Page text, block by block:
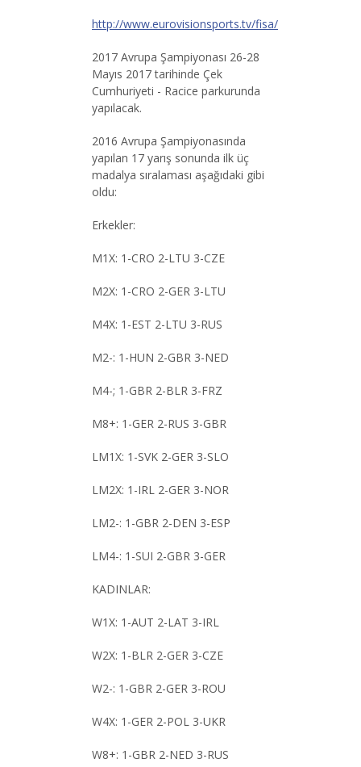
http://www.eurovisionsports.tv/fisa/
2017 Avrupa Şampiyonası 26-28
Mayıs 2017 tarihinde Çek
Cumhuriyeti - Racice parkurunda
yapılacak.
2016 Avrupa Şampiyonasında
yapılan 17 yarış sonunda ilk üç
madalya sıralaması aşağıdaki gibi
oldu:
Erkekler:
M1X: 1-CRO 2-LTU 3-CZE
M2X: 1-CRO 2-GER 3-LTU
M4X: 1-EST 2-LTU 3-RUS
M2-: 1-HUN 2-GBR 3-NED
M4-; 1-GBR 2-BLR 3-FRZ
M8+: 1-GER 2-RUS 3-GBR
LM1X: 1-SVK 2-GER 3-SLO
LM2X: 1-IRL 2-GER 3-NOR
LM2-: 1-GBR 2-DEN 3-ESP
LM4-: 1-SUI 2-GBR 3-GER
KADINLAR:
W1X: 1-AUT 2-LAT 3-IRL
W2X: 1-BLR 2-GER 3-CZE
W2-: 1-GBR 2-GER 3-ROU
W4X: 1-GER 2-POL 3-UKR
W8+: 1-GBR 2-NED 3-RUS